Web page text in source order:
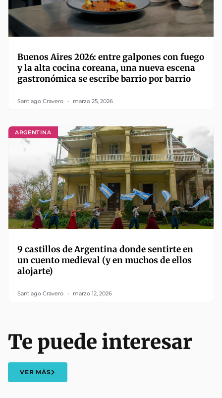
Buenos Aires 2026: entre galpones con fuego
y la alta cocina coreana, una nueva escena
gastronómica se escribe barrio por barrio
Santiago Cravero marzo 25, 2026
ARGENTINA
9 castillos de Argentina donde sentirte en
un cuento medieval (y en muchos de ellos
alojarte)
Santiago Cravero marzo 12, 2026
Te puede interesar
VER MÁS